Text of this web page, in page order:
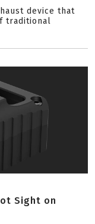
device that
traditional
Sight on